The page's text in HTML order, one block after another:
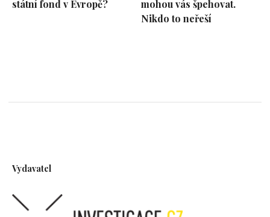
státní fond v Evropě?
mohou vás špehovat.
Nikdo to neřeší
Vydavatel